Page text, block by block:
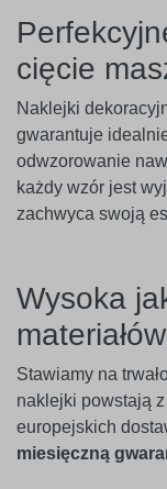
cięcie
Naklejki
gwarantuje
odwzorowanie
każdy wzór jest
zachwyca swoją
Wysoka
materiałów
Stawiamy na
naklejki powstają
europejskich
miesięczną